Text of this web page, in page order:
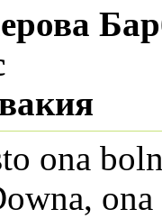
ona
ona